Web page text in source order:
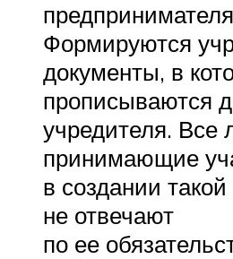
Формируются
документы, в
прописываются
учредителя. Все
принимающие
в создании
не отвечают
по ее